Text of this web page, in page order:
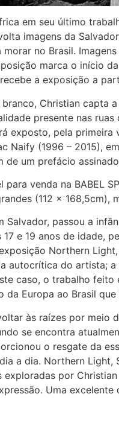
em seu último
imagens da
no Brasil.
marca o início
recebe a exposição a
Christian capta
presente nas
exposto, pela
Naify (1996 – 2015),
de um prefácio
venda na BABEL
(112 x 168,5cm),
Salvador, passou a
e 19 anos de idade,
Northern
autocrítica do artista; a
caso, o trabalho feito
da Europa ao Brasil
às raízes por meio
se encontra
o resgate da
a dia. Northern
por
Uma